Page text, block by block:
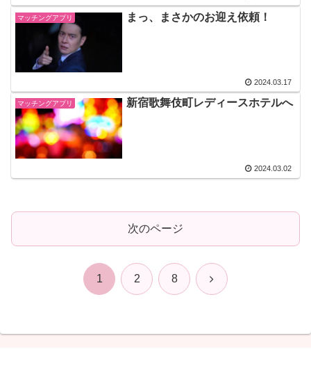
マッチングアプリ まっ、まさかのお迎え依頼！
2024.03.17
マッチングアプリ 新宿歌舞伎町レディースホテルへ
2024.03.02
次のページ
1 2 8 次